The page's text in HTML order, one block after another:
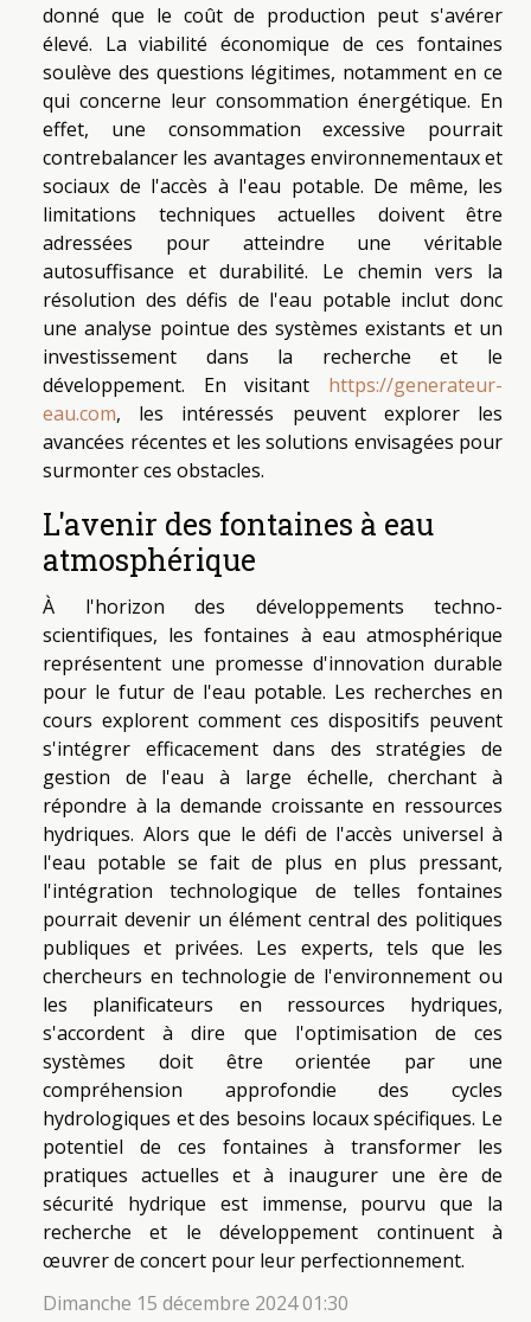
donné que le coût de production peut s'avérer
élevé. La viabilité économique de ces fontaines
soulève des questions légitimes, notamment en ce
qui concerne leur consommation énergétique. En
effet, une consommation excessive pourrait
contrebalancer les avantages environnementaux et
sociaux de l'accès à l'eau potable. De même, les
limitations techniques actuelles doivent être
adressées pour atteindre une véritable
autosuffisance et durabilité. Le chemin vers la
résolution des défis de l'eau potable inclut donc
une analyse pointue des systèmes existants et un
investissement dans la recherche et le
développement. En visitant https://generateur-
eau.com, les intéressés peuvent explorer les
avancées récentes et les solutions envisagées pour
surmonter ces obstacles.
L'avenir des fontaines à eau
atmosphérique
À l'horizon des développements techno-
scientifiques, les fontaines à eau atmosphérique
représentent une promesse d'innovation durable
pour le futur de l'eau potable. Les recherches en
cours explorent comment ces dispositifs peuvent
s'intégrer efficacement dans des stratégies de
gestion de l'eau à large échelle, cherchant à
répondre à la demande croissante en ressources
hydriques. Alors que le défi de l'accès universel à
l'eau potable se fait de plus en plus pressant,
l'intégration technologique de telles fontaines
pourrait devenir un élément central des politiques
publiques et privées. Les experts, tels que les
chercheurs en technologie de l'environnement ou
les planificateurs en ressources hydriques,
s'accordent à dire que l'optimisation de ces
systèmes doit être orientée par une
compréhension approfondie des cycles
hydrologiques et des besoins locaux spécifiques. Le
potentiel de ces fontaines à transformer les
pratiques actuelles et à inaugurer une ère de
sécurité hydrique est immense, pourvu que la
recherche et le développement continuent à
œuvrer de concert pour leur perfectionnement.
Dimanche 15 décembre 2024 01:30